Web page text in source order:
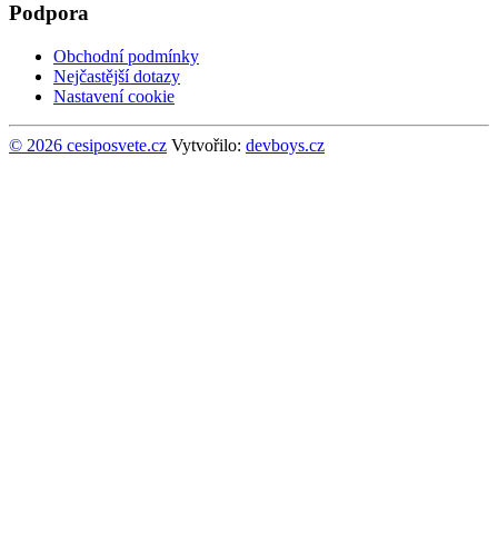
Podpora
Obchodní podmínky
Nejčastější dotazy
Nastavení cookie
© 2026 cesiposvete.cz Vytvořilo: devboys.cz